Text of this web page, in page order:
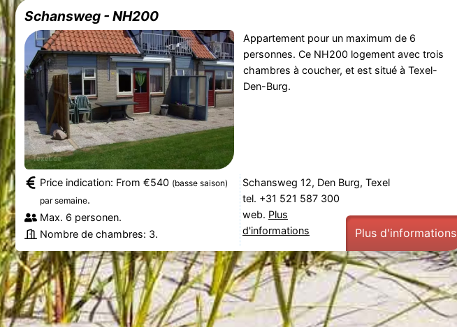
Schansweg - NH200
Appartement pour un maximum de 6
personnes. Ce NH200 logement avec trois
chambres à coucher, et est situé à Texel-
Den-Burg.
Price indication: From €540 (basse saison)
par semaine.
Max. 6 personen.
Nombre de chambres: 3.
Schansweg 12, Den Burg, Texel
tel. +31 521 587 300
web. Plus
d'informations
Plus d'informations